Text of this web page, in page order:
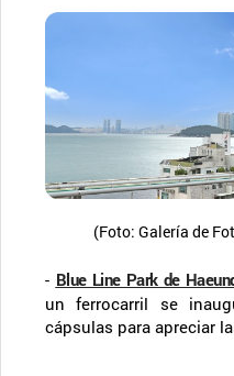
(Foto: Galería de
- Blue Line Park de
un ferrocarril se
cápsulas para apreciar